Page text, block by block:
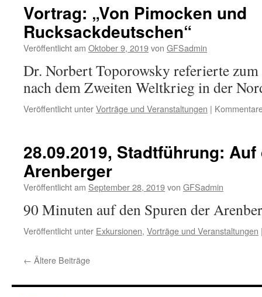
Eisenmuseums
in
Jünkerath
Vortrag: „Von Pimocken und
Rucksackdeutschen“
Veröffentlicht am Oktober 9, 2019von GFSadmin
Dr. Norbert Toporowsky referierte
nach dem Zweiten Weltkrieg in der
Veröffentlicht unterVorträge und Veranstaltungen |
28.09.2019, Stadtführung:
Arenberger
Veröffentlicht am September 28, 2019von GFSadmin
90 Minuten auf den Spuren der
Veröffentlicht unter Exkursionen, Vorträge und Veranstaltungen
← Ältere Beiträge